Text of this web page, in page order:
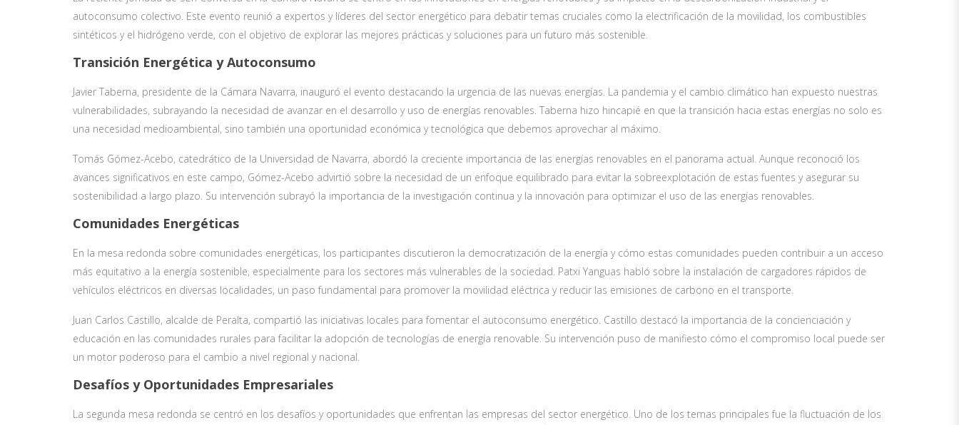
autoconsumo colectivo. Este evento reunió a expertos y líderes del sector energético para debatir temas cruciales como la electrificación de la movilidad, los combustibles
sintéticos y el hidrógeno verde, con el objetivo de explorar las mejores prácticas y soluciones para un futuro más sostenible.
Transición Energética y Autoconsumo
Javier Taberna, presidente de la Cámara Navarra, inauguró el evento destacando la urgencia de las nuevas energías. La pandemia y el cambio climático han expuesto nuestras
vulnerabilidades, subrayando la necesidad de avanzar en el desarrollo y uso de energías renovables. Taberna hizo hincapié en que la transición hacia estas energías no solo es
una necesidad medioambiental, sino también una oportunidad económica y tecnológica que debemos aprovechar al máximo.
Tomás Gómez-Acebo, catedrático de la Universidad de Navarra, abordó la creciente importancia de las energías renovables en el panorama actual. Aunque reconoció los
avances significativos en este campo, Gómez-Acebo advirtió sobre la necesidad de un enfoque equilibrado para evitar la sobreexplotación de estas fuentes y asegurar su
sostenibilidad a largo plazo. Su intervención subrayó la importancia de la investigación continua y la innovación para optimizar el uso de las energías renovables.
Comunidades Energéticas
En la mesa redonda sobre comunidades energéticas, los participantes discutieron la democratización de la energía y cómo estas comunidades pueden contribuir a un acceso
más equitativo a la energía sostenible, especialmente para los sectores más vulnerables de la sociedad. Patxi Yanguas habló sobre la instalación de cargadores rápidos de
vehículos eléctricos en diversas localidades, un paso fundamental para promover la movilidad eléctrica y reducir las emisiones de carbono en el transporte.
Juan Carlos Castillo, alcalde de Peralta, compartió las iniciativas locales para fomentar el autoconsumo energético. Castillo destacó la importancia de la concienciación y
educación en las comunidades rurales para facilitar la adopción de tecnologías de energía renovable. Su intervención puso de manifiesto cómo el compromiso local puede ser
un motor poderoso para el cambio a nivel regional y nacional.
Desafíos y Oportunidades Empresariales
La segunda mesa redonda se centró en los desafíos y oportunidades que enfrentan las empresas del sector energético. Uno de los temas principales fue la fluctuación de los